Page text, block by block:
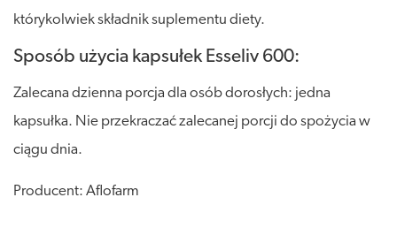
którykolwiek składnik suplementu diety.
Sposób użycia kapsułek Esseliv 600:
Zalecana dzienna porcja dla osób dorosłych: jedna
kapsułka. Nie przekraczać zalecanej porcji do spożycia w
ciągu dnia.
Producent: Aflofarm